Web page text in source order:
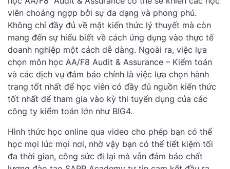
viên choáng ngợp bởi sự đa dạng và phong phú.
Không chỉ đầy đủ về mặt kiến thức lý thuyết mà còn
mang đến sự hiểu biết về cách ứng dụng vào thực tế
doanh nghiệp một cách dễ dàng. Ngoài ra, việc lựa
chọn môn học AA/F8 Audit & Assurance – Kiểm toán
và các dịch vụ đảm bảo chính là việc lựa chọn hành
trang tốt nhất để học viên có đầy đủ nguồn kiến thức
tốt nhất để tham gia vào kỳ thi tuyển dụng của các
công ty kiểm toán lớn như BIG4.
Hình thức học online qua video cho phép bạn có thể
học mọi lúc mọi nơi, nhờ vậy bạn có thể tiết kiệm tối
đa thời gian, công sức đi lại mà vẫn đảm bảo chất